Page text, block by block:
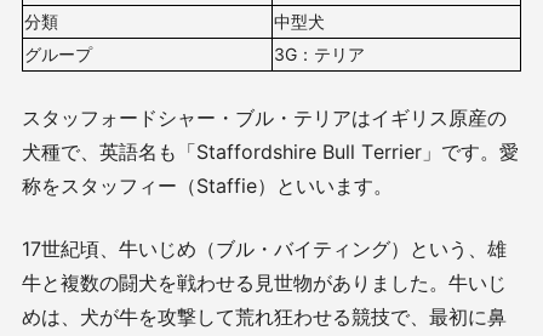
分類
中型犬
グループ
3G：テリア
スタッフォードシャー・ブル・テリアはイギリス原産の
犬種で、英語名も「Staffordshire Bull Terrier」です。愛
称をスタッフィー（Staffie）といいます。
17世紀頃、牛いじめ（ブル・バイティング）という、雄
牛と複数の闘犬を戦わせる見世物がありました。牛いじ
めは、犬が牛を攻撃して荒れ狂わせる競技で、最初に鼻